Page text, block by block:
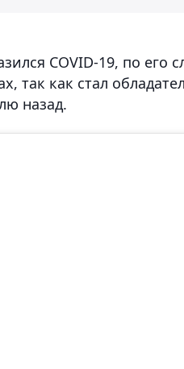
COVID-19, по
так как стал
назад.